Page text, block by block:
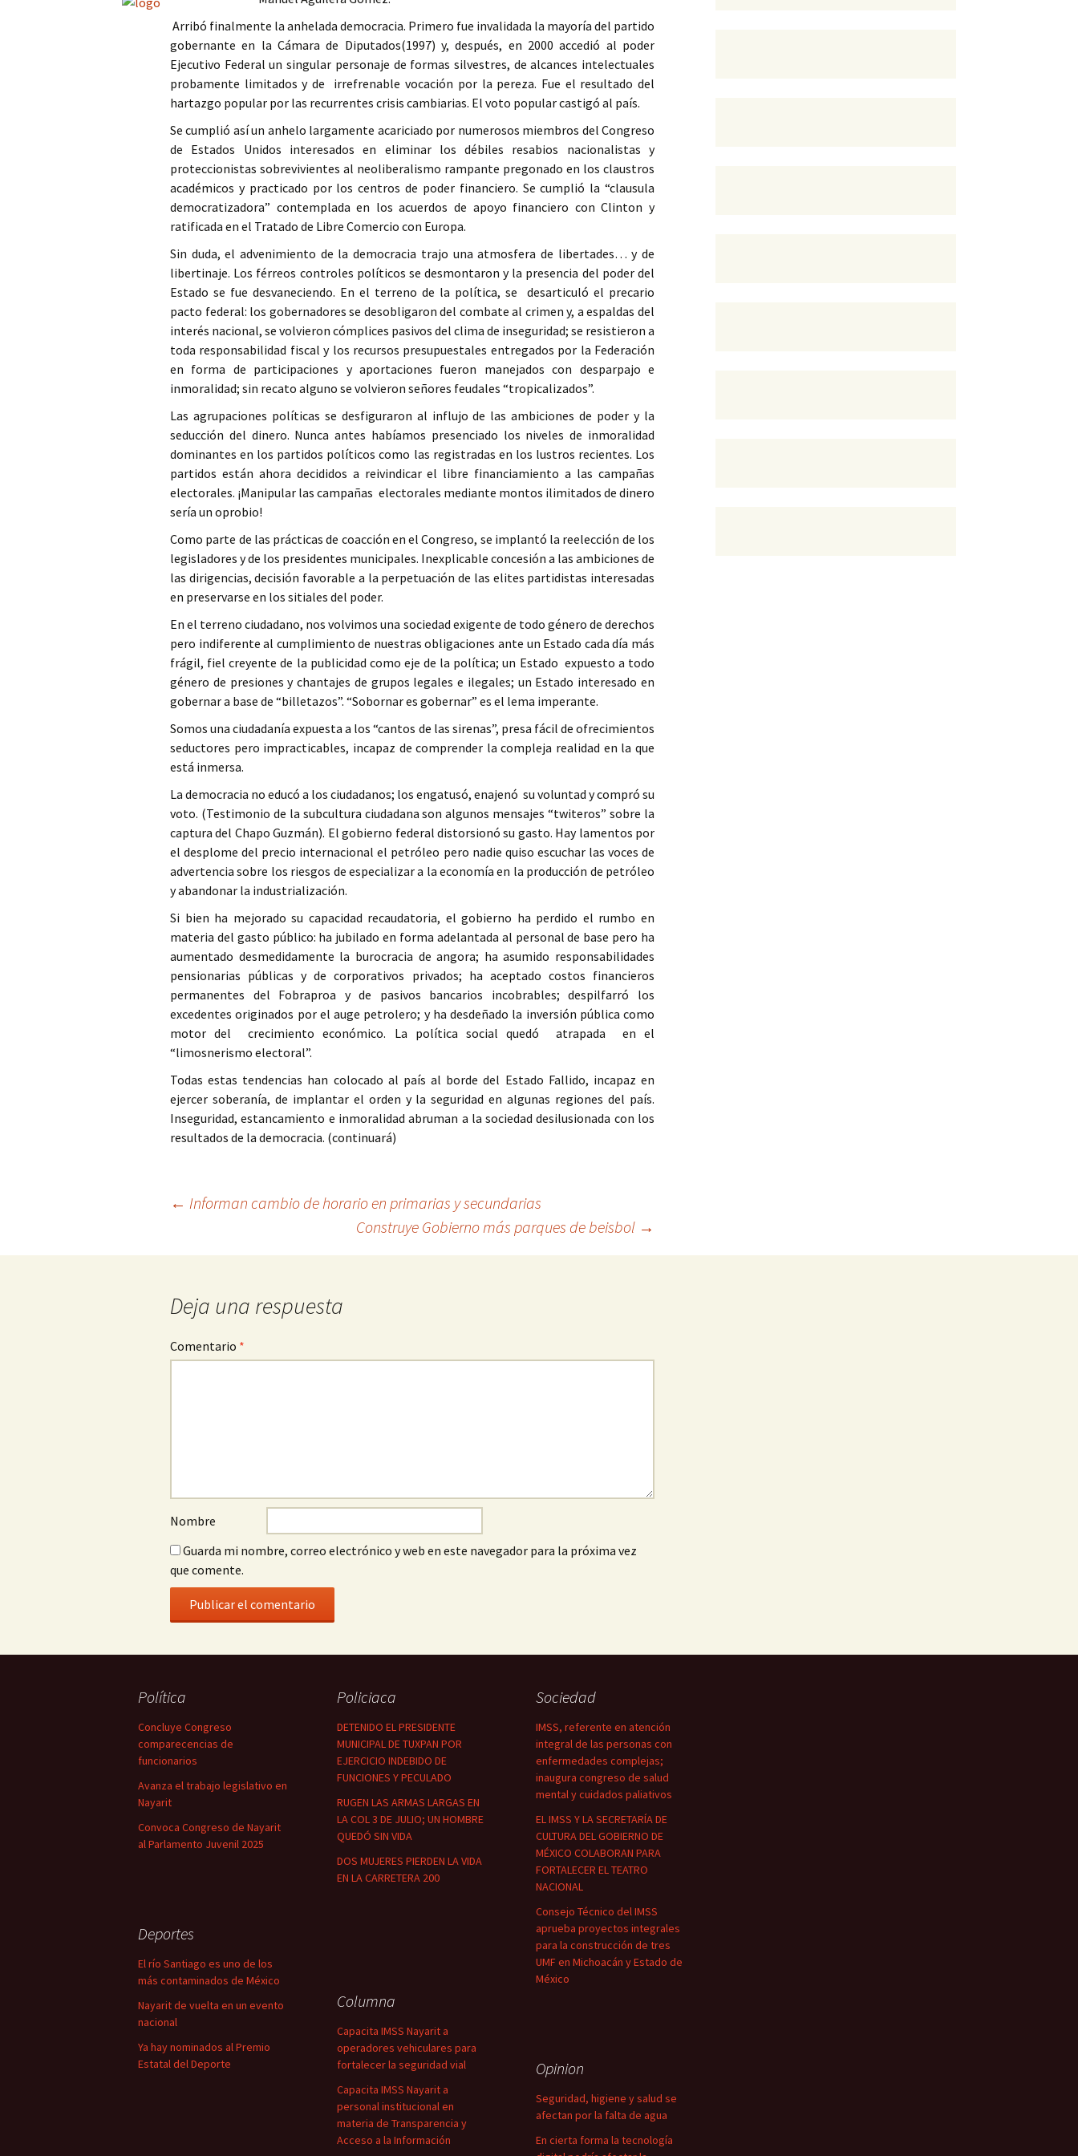
Columna
Opinión
Arribó finalmente la anhelada democracia. Primero fue invalidada la mayoría del partido
gobernante en la Cámara de Diputados(1997) y, después, en 2000 accedió al poder
Ejecutivo Federal un singular personaje de formas silvestres, de alcances intelectuales
probamente limitados y de irrefrenable vocación por la pereza. Fue el resultado del
hartazgo popular por las recurrentes crisis cambiarias. El voto popular castigó al país.
Se cumplió así un anhelo largamente acariciado por numerosos miembros del Congreso
de Estados Unidos interesados en eliminar los débiles resabios nacionalistas y
proteccionistas sobrevivientes al neoliberalismo rampante pregonado en los claustros
académicos y practicado por los centros de poder financiero. Se cumplió la “clausula
democratizadora” contemplada en los acuerdos de apoyo financiero con Clinton y
ratificada en el Tratado de Libre Comercio con Europa.
Sin duda, el advenimiento de la democracia trajo una atmosfera de libertades… y de
libertinaje. Los férreos controles políticos se desmontaron y la presencia del poder del
Estado se fue desvaneciendo. En el terreno de la política, se desarticuló el precario
pacto federal: los gobernadores se desobligaron del combate al crimen y, a espaldas del
interés nacional, se volvieron cómplices pasivos del clima de inseguridad; se resistieron a
toda responsabilidad fiscal y los recursos presupuestales entregados por la Federación
en forma de participaciones y aportaciones fueron manejados con desparpajo e
inmoralidad; sin recato alguno se volvieron señores feudales “tropicalizados”.
Las agrupaciones políticas se desfiguraron al influjo de las ambiciones de poder y la
seducción del dinero. Nunca antes habíamos presenciado los niveles de inmoralidad
dominantes en los partidos políticos como las registradas en los lustros recientes. Los
partidos están ahora decididos a reivindicar el libre financiamiento a las campañas
electorales. ¡Manipular las campañas electorales mediante montos ilimitados de dinero
sería un oprobio!
Como parte de las prácticas de coacción en el Congreso, se implantó la reelección de los
legisladores y de los presidentes municipales. Inexplicable concesión a las ambiciones de
las dirigencias, decisión favorable a la perpetuación de las elites partidistas interesadas
en preservarse en los sitiales del poder.
En el terreno ciudadano, nos volvimos una sociedad exigente de todo género de derechos
pero indiferente al cumplimiento de nuestras obligaciones ante un Estado cada día más
frágil, fiel creyente de la publicidad como eje de la política; un Estado expuesto a todo
género de presiones y chantajes de grupos legales e ilegales; un Estado interesado en
gobernar a base de “billetazos”. “Sobornar es gobernar” es el lema imperante.
Somos una ciudadanía expuesta a los “cantos de las sirenas”, presa fácil de ofrecimientos
seductores pero impracticables, incapaz de comprender la compleja realidad en la que
está inmersa.
La democracia no educó a los ciudadanos; los engatusó, enajenó su voluntad y compró su
voto. (Testimonio de la subcultura ciudadana son algunos mensajes “twiteros” sobre la
captura del Chapo Guzmán). El gobierno federal distorsionó su gasto. Hay lamentos por
el desplome del precio internacional el petróleo pero nadie quiso escuchar las voces de
advertencia sobre los riesgos de especializar a la economía en la producción de petróleo
y abandonar la industrialización.
Si bien ha mejorado su capacidad recaudatoria, el gobierno ha perdido el rumbo en
materia del gasto público: ha jubilado en forma adelantada al personal de base pero ha
aumentado desmedidamente la burocracia de angora; ha asumido responsabilidades
pensionarias públicas y de corporativos privados; ha aceptado costos financieros
permanentes del Fobraproa y de pasivos bancarios incobrables; despilfarró los
excedentes originados por el auge petrolero; y ha desdeñado la inversión pública como
motor del crecimiento económico. La política social quedó atrapada en el
“limosnerismo electoral”.
Todas estas tendencias han colocado al país al borde del Estado Fallido, incapaz en
ejercer soberanía, de implantar el orden y la seguridad en algunas regiones del país.
Inseguridad, estancamiento e inmoralidad abruman a la sociedad desilusionada con los
resultados de la democracia. (continuará)
← Informan cambio de horario en primarias y secundarias
Construye Gobierno más parques de beisbol →
Deja una respuesta
Comentario *
Nombre
Guarda mi nombre, correo electrónico y web en este navegador para la próxima vez
que comente.
Política
Concluye Congreso
comparecencias de
funcionarios
Avanza el trabajo legislativo en
Nayarit
Convoca Congreso de Nayarit
al Parlamento Juvenil 2025
Policiaca
DETENIDO EL PRESIDENTE
MUNICIPAL DE TUXPAN POR
EJERCICIO INDEBIDO DE
FUNCIONES Y PECULADO
RUGEN LAS ARMAS LARGAS EN
LA COL 3 DE JULIO; UN HOMBRE
QUEDÓ SIN VIDA
DOS MUJERES PIERDEN LA VIDA
EN LA CARRETERA 200
Sociedad
IMSS, referente en atención
integral de las personas con
enfermedades complejas;
inaugura congreso de salud
mental y cuidados paliativos
EL IMSS Y LA SECRETARÍA DE
CULTURA DEL GOBIERNO DE
MÉXICO COLABORAN PARA
FORTALECER EL TEATRO
NACIONAL
Consejo Técnico del IMSS
aprueba proyectos integrales
para la construcción de tres
UMF en Michoacán y Estado de
México
Deportes
El río Santiago es uno de los
más contaminados de México
Nayarit de vuelta en un evento
nacional
Ya hay nominados al Premio
Estatal del Deporte
Columna
Capacita IMSS Nayarit a
operadores vehiculares para
fortalecer la seguridad vial
Capacita IMSS Nayarit a
personal institucional en
materia de Transparencia y
Acceso a la Información
Opinion
Seguridad, higiene y salud se
afectan por la falta de agua
En cierta forma la tecnología